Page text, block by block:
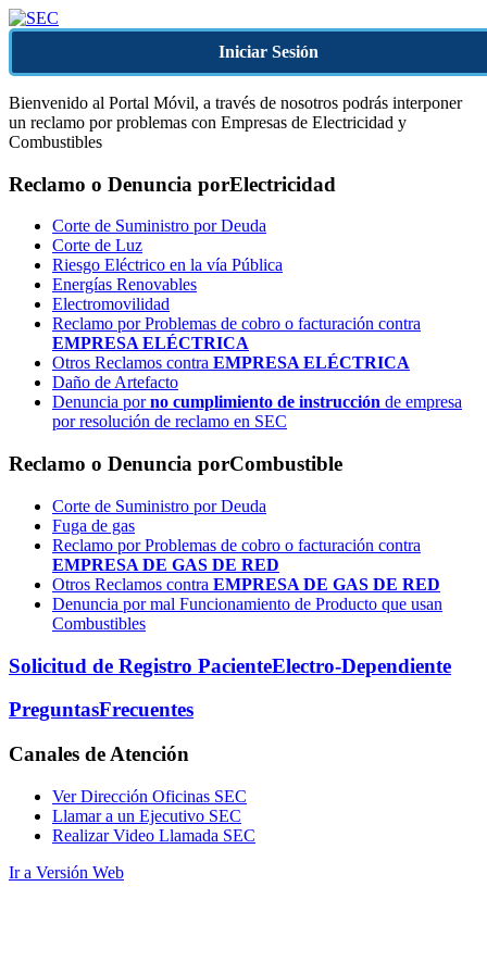
Iniciar Sesión
Bienvenido al Portal Móvil, a través de nosotros podrás interponer
un reclamo por problemas con Empresas de Electricidad y
Combustibles
Reclamo o Denuncia porElectricidad
Corte de Suministro por Deuda
Corte de Luz
Riesgo Eléctrico en la vía Pública
Energías Renovables
Electromovilidad
Reclamo por Problemas de cobro o facturación contra
EMPRESA ELÉCTRICA
Otros Reclamos contra EMPRESA ELÉCTRICA
Daño de Artefacto
Denuncia porno cumplimiento de instrucción de empresa
por resolución de reclamo en SEC
Reclamo o Denuncia porCombustible
Corte de Suministro por Deuda
Fuga de gas
Reclamo por Problemas de cobro o facturación contra
EMPRESA DE GAS DE RED
Otros Reclamos contra EMPRESA DE GAS DE RED
Denuncia por mal Funcionamiento de Producto que usan
Combustibles
Solicitud de Registro PacienteElectro-Dependiente
PreguntasFrecuentes
Canales de Atención
Ver Dirección Oficinas SEC
Llamar a un Ejecutivo SEC
Realizar Video Llamada SEC
Ir a Versión Web